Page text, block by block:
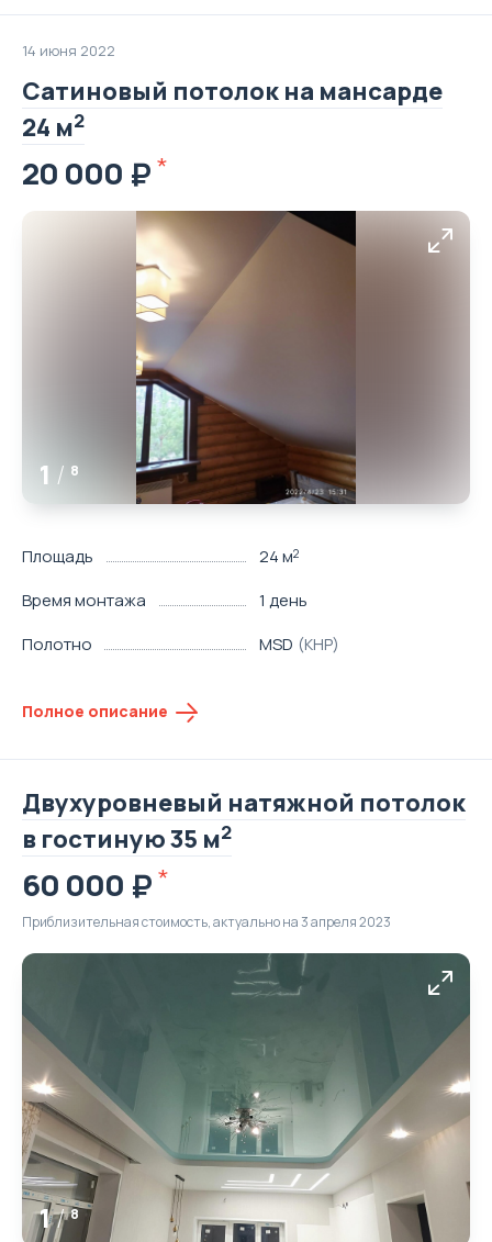
14 июня 2022
Сатиновый потолок на мансарде
24 м2
20 000
1 / 8
Площадь 24 м2
Время монтажа
1 день
Полотно
MSD (КНР)
Полное описание
Двухуровневый натяжной потолок
в гостиную 35 м2
60 000
Приблизительная стоимость, актуально на 3 апреля 2023
1/8